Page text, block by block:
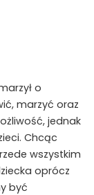
o
marzyć oraz
jednak
Chcąc
wszystkim
oprócz
być